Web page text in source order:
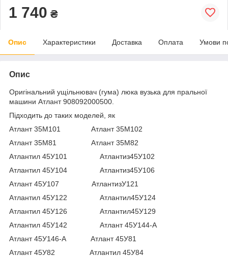
1 740 ₴
Опис Характеристики Доставка Оплата Умови
Опис
Оригінальний ущільнювач (гума) люка вузька для пральної
машини Атлант 908092000500.
Підходить до таких моделей, як
Атлант 35М101 Атлант 35М102
Атлант 35М81 Атлант 35М82
Атлантил 45У101 Атлантиз45У102
Атлантил 45У104 Атлантиз45У106
Атлант 45У107 АтлантизУ121
Атлантил 45У122 Атлантил45У124
Атлантил 45У126 Атлантил45У129
Атлантил 45У142 Атлант 45У144-А
Атлант 45У146-А Атлант 45У81
Атлант 45У82 Атлантил 45У84